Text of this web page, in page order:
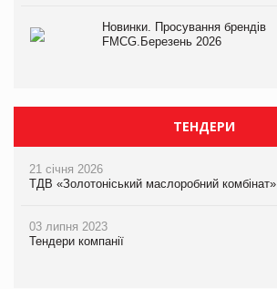
Новинки. Просування брендів
FMCG.Березень 2026
ТЕНДЕРИ
21 січня 2026
ТДВ «Золотоніський маслоробний комбінат»
03 липня 2023
Тендери компанії